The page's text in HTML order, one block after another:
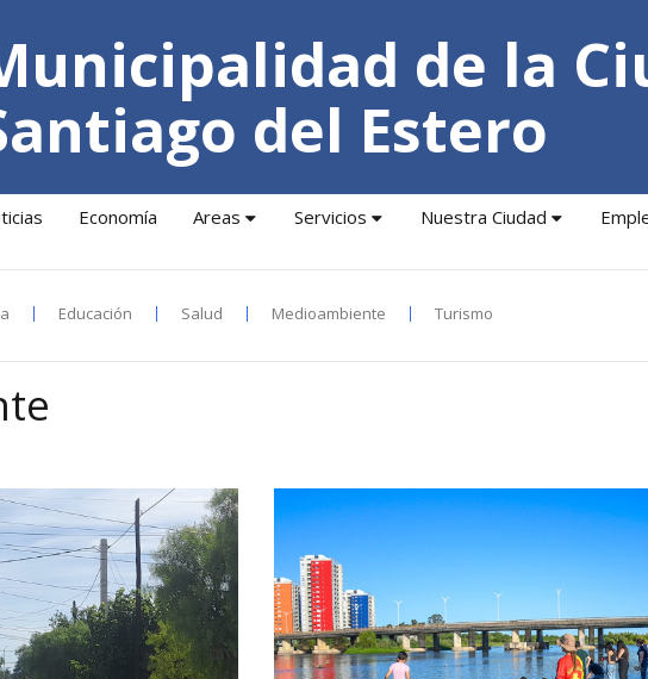
de la
del Estero
Economía Areas Servicios Nuestra Ciudad
Educación Salud Medioambiente Turismo